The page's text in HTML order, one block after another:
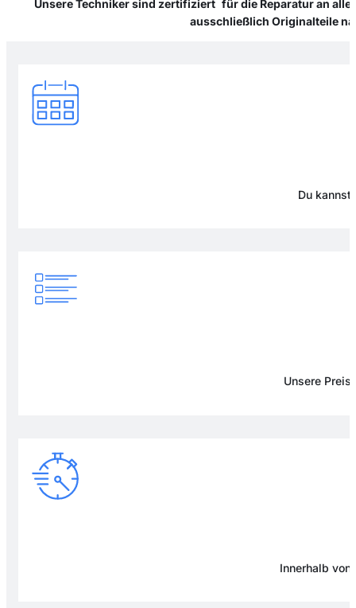
Unsere Techniker sind zertifiziert für die Reparatur an
ausschließlich Originalteile
Du kannst
Unsere
Innerhalb